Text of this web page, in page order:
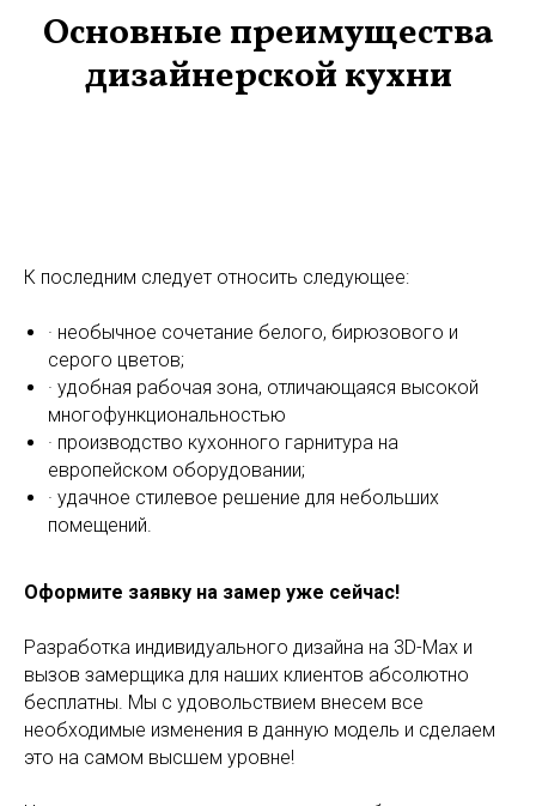
Основные преимущества
дизайнерской кухни
К последним следует относить следующее:
· необычное сочетание белого, бирюзового и
серого цветов;
· удобная рабочая зона, отличающаяся высокой
многофункциональностью
· производство кухонного гарнитура на
европейском оборудовании;
· удачное стилевое решение для небольших
помещений.
Оформите заявку на замер уже сейчас!
Разработка индивидуального дизайна на 3D-Max и
вызов замерщика для наших клиентов абсолютно
бесплатны. Мы с удовольствием внесем все
необходимые изменения в данную модель и сделаем
это на самом высшем уровне!